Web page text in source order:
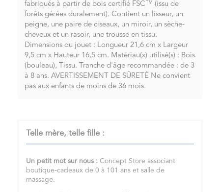
fabriqués à partir de bois certifié FSC™ (issu de
forêts gérées duralement). Contient un lisseur, un
peigne, une paire de ciseaux, un miroir, un sèche-
cheveux et un rasoir, une trousse en tissu.
Dimensions du jouet : Longueur 21,6 cm x Largeur
9,5 cm x Hauteur 16,5 cm. Matériau(x) utilisé(s) : Bois
(bouleau), Tissu. Tranche d'âge recommandée : de 3
à 8 ans. AVERTISSEMENT DE SÛRETÉ Ne convient
pas aux enfants de moins de 36 mois.
Telle mère, telle fille :
Un petit mot sur nous : Concept Store associant
boutique-cadeaux de 0 à 101 ans et salle de
massage.